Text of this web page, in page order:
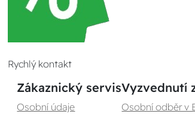
Rychlý kontakt
Zákaznický servis
Osobní údaje
Vyzvednutí
Osobní odběr v